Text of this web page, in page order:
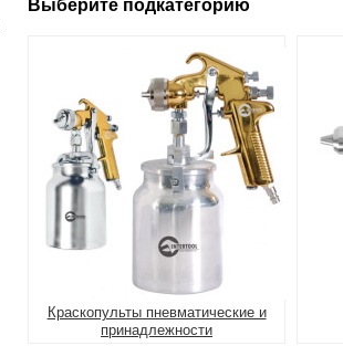
Выберите подкатегорию
Краскопульты пневматические и
принадлежности